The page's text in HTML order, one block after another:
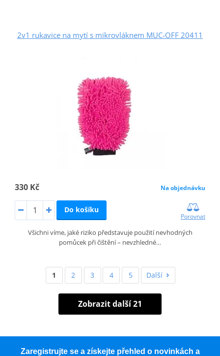
2v1 rukavice na mytí s mikrovláknem MUC-OFF 20411
330 Kč Na objednávku
Do košíku
Porovnat
Všichni víme, jaké riziko představuje použití nevhodných
pomůcek při čištění – nevzhledné…
1 2 3 4 5 Další
Zobrazit další 21
Zaregistrujte se a získejte přehled o novinkách a